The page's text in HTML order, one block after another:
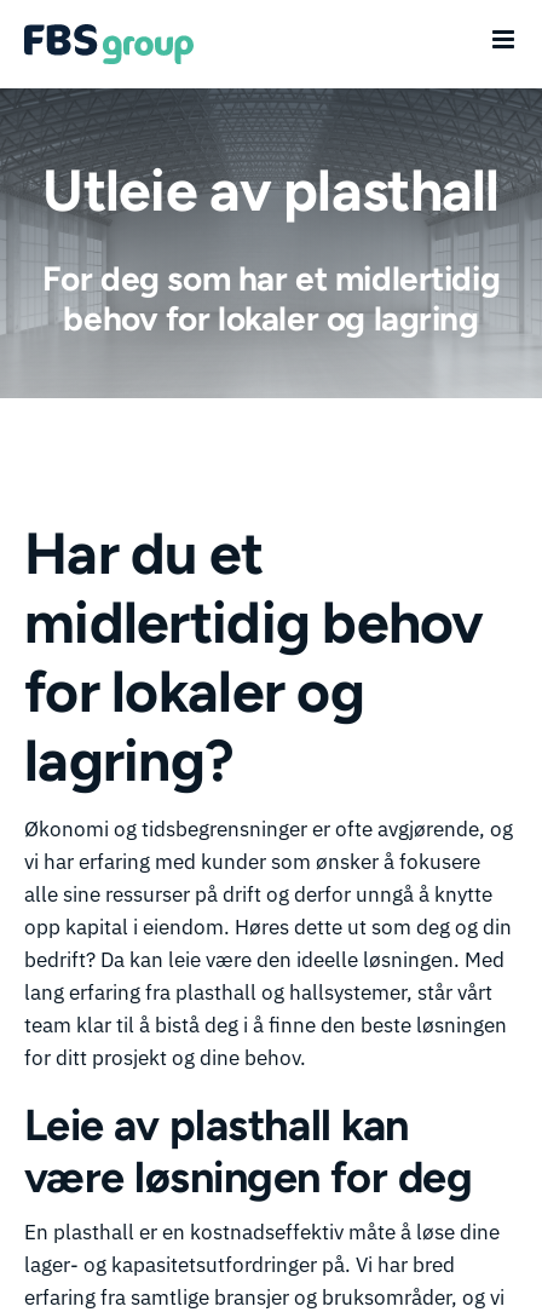
Utleie av plasthall
For deg som har et midlertidig
behov for lokaler og lagring
Har du et
midlertidig behov
for lokaler og
lagring?
Økonomi og tidsbegrensninger er ofte avgjørende, og
vi har erfaring med kunder som ønsker å fokusere
alle sine ressurser på drift og derfor unngå å knytte
opp kapital i eiendom. Høres dette ut som deg og din
bedrift? Da kan leie være den ideelle løsningen. Med
lang erfaring fra plasthall og hallsystemer, står vårt
team klar til å bistå deg i å finne den beste løsningen
for ditt prosjekt og dine behov.
Leie av plasthall kan
være løsningen for deg
En plasthall er en kostnadseffektiv måte å løse dine
lager- og kapasitetsutfordringer på. Vi har bred
erfaring fra samtlige bransjer og bruksområder, og vi